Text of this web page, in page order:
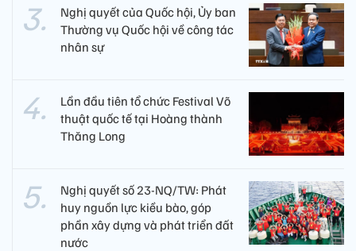
Nghị quyết của Quốc hội, Ủy ban
Thường vụ Quốc hội về công tác
nhân sự
Lần đầu tiên tổ chức Festival Võ
thuật quốc tế tại Hoàng thành
Thăng Long
Nghị quyết số 23-NQ/TW: Phát
huy nguồn lực kiều bào, góp
phần xây dựng và phát triển đất
nước